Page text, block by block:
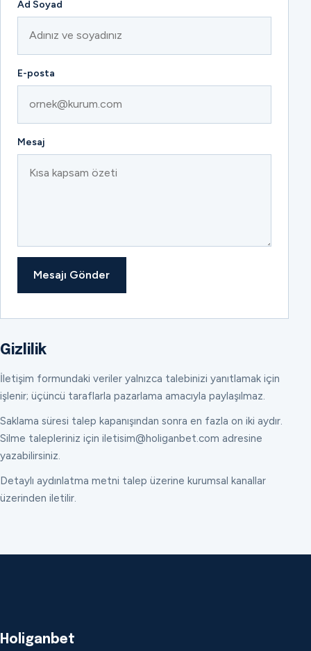
Ad Soyad
E-posta
Mesaj
Mesajı Gönder
Gizlilik
İletişim formundaki veriler yalnızca talebinizi yanıtlamak için
işlenir; üçüncü taraflarla pazarlama amacıyla paylaşılmaz.
Saklama süresi talep kapanışından sonra en fazla on iki aydır.
Silme talepleriniz için iletisim@holiganbet.com adresine
yazabilirsiniz.
Detaylı aydınlatma metni talep üzerine kurumsal kanallar
üzerinden iletilir.
Holiganbet